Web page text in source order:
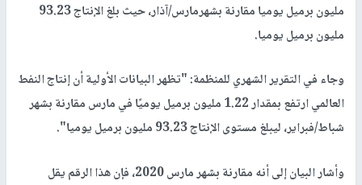
مليون برميل يوميا مقارنة بشهرمارس/آذار، حيث بلغ الإنتاج 93.23
مليون برميل يوميا.
وجاء في التقرير الشهري للمنظمة: "تظهر البيانات الأولية أن إنتاج النفط
العالمي ارتفع بمقدار 1.22 مليون برميل يوميًا في مارس مقارنة بشهر
شباط/فبراير، ليبلغ مستوى الإنتاج 93.23 مليون برميل يوميا".
وأشار البيان إلى أنه مقارنة بشهر مارس 2020، فإن هذا الرقم يقل